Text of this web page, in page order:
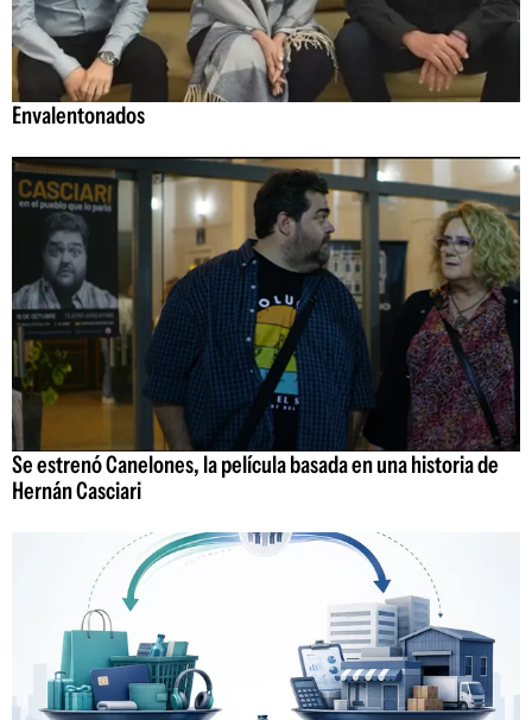
Envalentonados
Se estrenó Canelones, la película basada en una historia de
Hernán Casciari